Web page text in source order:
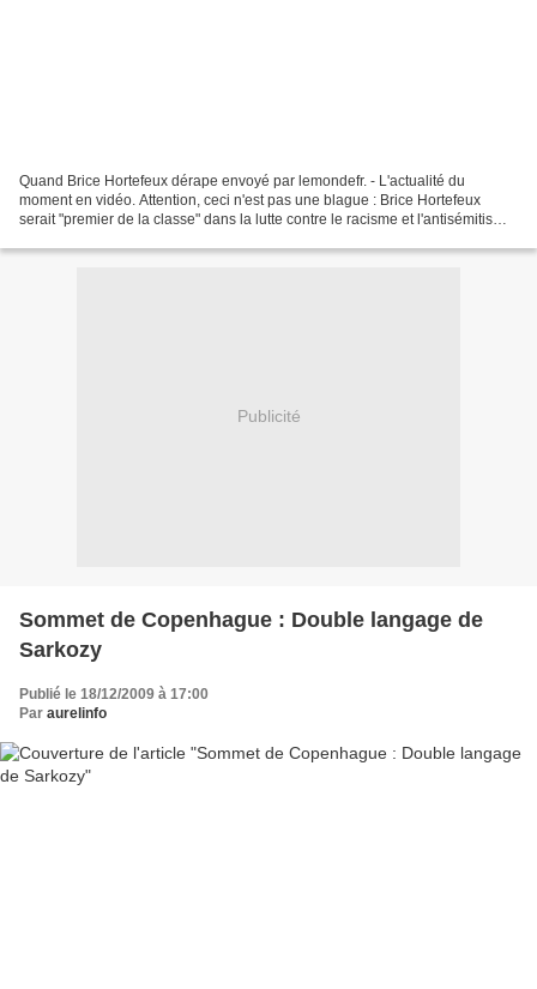
Quand Brice Hortefeux dérape envoyé par lemondefr. - L'actualité du
moment en vidéo. Attention, ceci n'est pas une blague : Brice Hortefeux
serait "premier de la classe" dans la lutte contre le racisme et l'antisémitisme
Publicité
Sommet de Copenhague : Double langage de
Sarkozy
Publié le 18/12/2009 à 17:00
Par aurelinfo